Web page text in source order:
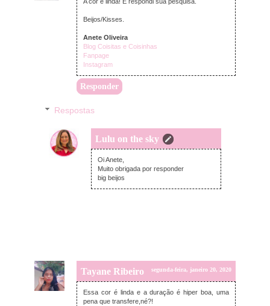
Beijos/Kisses.
Anete Oliveira
Blog Coisitas e Coisinhas
Fanpage
Instagram
Responder
Respostas
Lulu on the sky
quarta-feira, janeiro 22, 2020
Oi Anete,
Muito obrigada por responder
big beijos
Tayane Ribeiro segunda-feira, janeiro 20, 2020
Essa cor é linda e a duração é hiper boa, uma
pena que transfere,né?!